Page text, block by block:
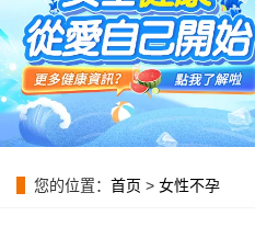
您的位置： 首页 > 女性不孕